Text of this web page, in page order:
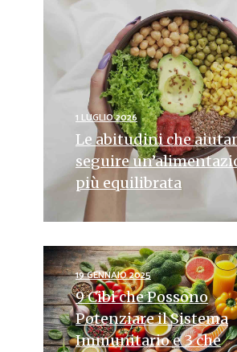
1 LUGLIO 2026
Le abitudini che
seguire
più equilibrata
19 GENNAIO 2025
9 Cibi che Possono
Potenziare il Sistema
Immunitario e 3 che